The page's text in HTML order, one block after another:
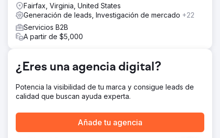
La solución
Lideramos el relanzamiento completo y la estrategia de
SEO, que incluyó: Investigación de palabras clave dirigida
a términos de alta intención (por ejemplo, "tutor de
matemáticas GCSE en línea", "clases particulares de
inicio, las páginas de temas y el contenido del blog para
mayor claridad, intención de búsqueda y autoridad
con una experiencia de usuario mejorada y CTA claras
Mejoras técnicas de SEO: velocidad de la página,
metadatos Configuración de Google Analytics 4 y Google
Search Console con conversión
Fairfax, Virginia, United States
Generación de leads, Investigación de mercado +22
Servicios B2B
A partir de $5,000
¿Eres una agencia digital?
Potencia la visibilidad de tu marca y consigue leads de
calidad que buscan ayuda experta.
Añade tu agencia